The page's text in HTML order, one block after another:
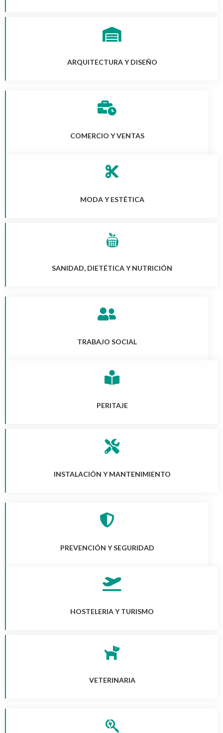
ARQUITECTURA Y DISEÑO
COMERCIO Y VENTAS
MODA Y ESTÉTICA
SANIDAD, DIETÉTICA Y NUTRICIÓN
TRABAJO SOCIAL
PERITAJE
INSTALACIÓN Y MANTENIMIENTO
PREVENCIÓN Y SEGURIDAD
HOSTELERIA Y TURISMO
VETERINARIA